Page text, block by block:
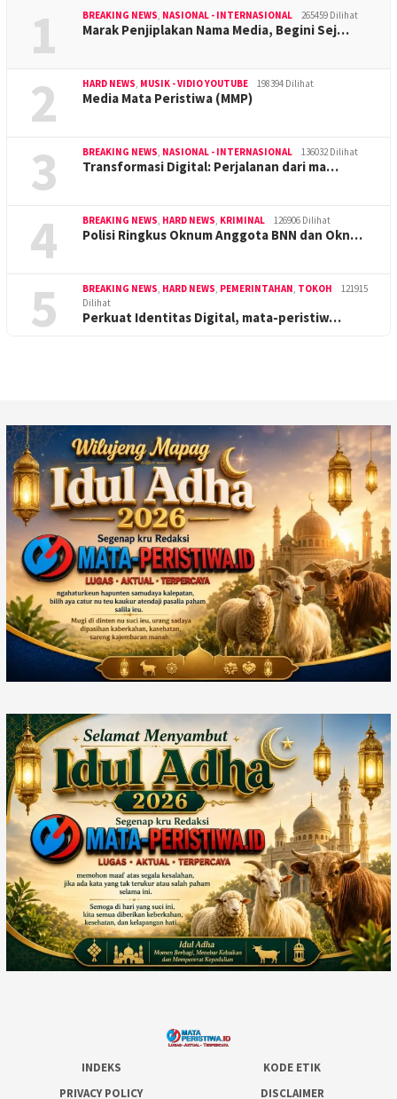
1 BREAKING NEWS, NASIONAL - INTERNASIONAL 265459 Dilihat
Marak Penjiplakan Nama Media, Begini Sej…
2 HARD NEWS, MUSIK - VIDIO YOUTUBE 198394 Dilihat
Media Mata Peristiwa (MMP)
3 BREAKING NEWS, NASIONAL - INTERNASIONAL 136032 Dilihat
Transformasi Digital: Perjalanan dari ma…
4 BREAKING NEWS, HARD NEWS, KRIMINAL 126906 Dilihat
Polisi Ringkus Oknum Anggota BNN dan Okn…
5 BREAKING NEWS, HARD NEWS, PEMERINTAHAN, TOKOH
121915
Dilihat
Perkuat Identitas Digital, mata-peristiw…
INDEKS
KODE ETIK
PRIVACY POLICY
DISCLAIMER